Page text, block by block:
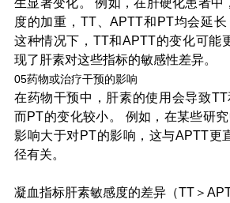
生显著变化。 例如，在肝硬化患者中
度的加重，TT、APTT和PT均会延长
这种情况下，TT和APTT的变化可能
现了肝素对这些指标的敏感性差异。
05药物或治疗干预的影响
在药物干预中，肝素的使用会导致TT
而PT的变化较小。 例如，在某些研
影响大于对PT的影响，这与APTT更
径有关。
凝血指标肝素敏感度的差异（TT＞